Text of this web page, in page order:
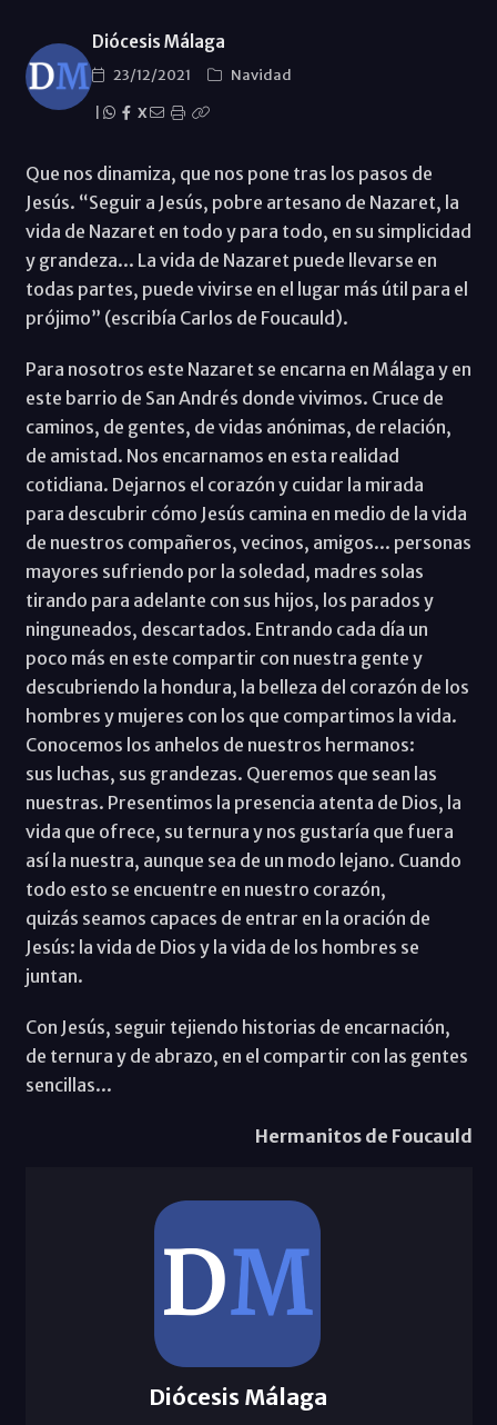
Diócesis Málaga
23/12/2021
Navidad
X
Que nos dinamiza, que nos pone tras los pasos de
Jesús. “Seguir a Jesús, pobre artesano de Nazaret, la
vida de Nazaret en todo y para todo, en su simplicidad
y grandeza... La vida de Nazaret puede llevarse en
todas partes, puede vivirse en el lugar más útil para el
prójimo” (escribía Carlos de Foucauld).
Para nosotros este Nazaret se encarna en Málaga y en
este barrio de San Andrés donde vivimos. Cruce de
caminos, de gentes, de vidas anónimas, de relación,
de amistad. Nos encarnamos en esta realidad
cotidiana. Dejarnos el corazón y cuidar la mirada
para descubrir cómo Jesús camina en medio de la vida
de nuestros compañeros, vecinos, amigos... personas
mayores sufriendo por la soledad, madres solas
tirando para adelante con sus hijos, los parados y
ninguneados, descartados. Entrando cada día un
poco más en este compartir con nuestra gente y
descubriendo la hondura, la belleza del corazón de los
hombres y mujeres con los que compartimos la vida.
Conocemos los anhelos de nuestros hermanos:
sus luchas, sus grandezas. Queremos que sean las
nuestras. Presentimos la presencia atenta de Dios, la
vida que ofrece, su ternura y nos gustaría que fuera
así la nuestra, aunque sea de un modo lejano. Cuando
todo esto se encuentre en nuestro corazón,
quizás seamos capaces de entrar en la oración de
Jesús: la vida de Dios y la vida de los hombres se
juntan.
Con Jesús, seguir tejiendo historias de encarnación,
de ternura y de abrazo, en el compartir con las gentes
sencillas...
Hermanitos de Foucauld
Diócesis Málaga